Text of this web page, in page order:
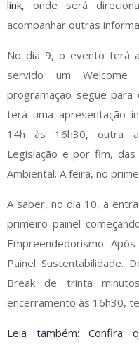
link, onde será
acompanhar outras
No dia 9, o evento terá
servido um
programação segue
terá uma apresentação
14h às 16h30, outra
Legislação e por fim,
Ambiental. A feira, no
A saber, no dia 10, a
primeiro painel
Empreendedorismo.
Painel Sustentabilidade.
Break de trinta
encerramento às 16h30,
Leia também: Confira